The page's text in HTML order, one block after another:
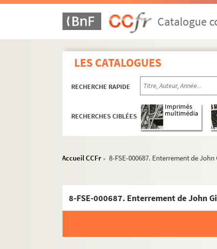
Catalogue
LES CATALOGUES
RECHERCHE RAPIDE
RECHERCHES CIBLÉES
Imprimés
multimédia
Accueil CCFr > 8-FSE-000687. Enterrement de
8-FSE-000687. Enterrement de John
A